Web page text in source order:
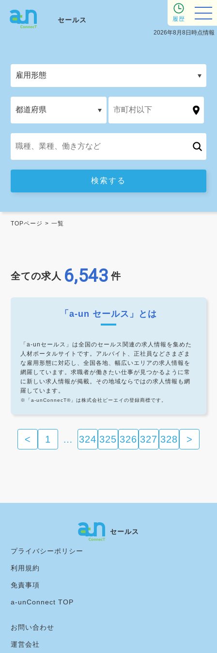
セールス
2026年8月8日時点情報
履歴
TOPページ 一覧
全ての求人 6,543 件
「a-un セールス」とは
「a-unセールス」は全国のセールス関連の求人情報を集めた
人材ポータルサイトです。アルバイト、正社員などさまざま
な雇用形態に対応し、全国各地、幅広いエリアの求人情報を
網羅しています。求職者が働きたい仕事が見つかるように常
に新しい求人情報が掲載。その地域ならではの求人情報も網
羅しています。
※「a-unConnecT®」は株式会社ピーエイの登録商標です。
< 1 … 324 325 326 327 328 >
セールス
プライバシーポリシー
利用規約
免責事項
a-unConnect TOP
お問い合わせ
運営会社